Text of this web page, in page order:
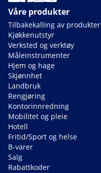
Våre produkter
Tilbakekalling av produkter
Kjøkkenutstyr
Verksted og verktøy
Måleinstrumenter
Hjem og hage
Skjønnhet
Landbruk
Rengjøring
Kontorinnredning
Mobilitet og pleie
Hotell
Fritid/Sport og helse
B-varer
Salg
Rabattkoder